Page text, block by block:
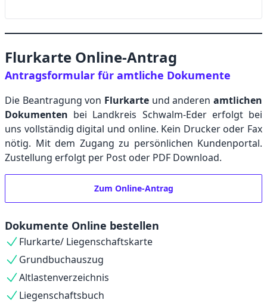
Flurkarte Online-Antrag
Antragsformular für amtliche Dokumente
Die Beantragung von Flurkarte und anderen amtlichen
Dokumenten bei Landkreis Schwalm-Eder erfolgt bei
uns vollständig digital und online. Kein Drucker oder Fax
nötig. Mit dem Zugang zu persönlichen Kundenportal.
Zustellung erfolgt per Post oder PDF Download.
Zum Online-Antrag
Dokumente Online bestellen
Flurkarte/ Liegenschaftskarte
Grundbuchauszug
Altlastenverzeichnis
Liegenschaftsbuch